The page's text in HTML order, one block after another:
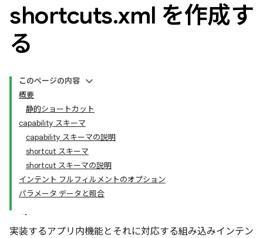
shortcuts.xml を作成す
る
このページの内容
概要
静的ショートカット
capability スキーマ
capability スキーマの説明
shortcut スキーマ
shortcut スキーマの説明
インテント フルフィルメントのオプション
パラメータ データと照合
実装するアプリ内機能とそれに対応する組み込みインテン